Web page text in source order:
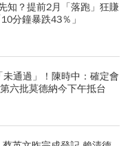
知？提前2月「落跑」狂賺
分鐘暴跌43％」
通過」！陳時中：確定會
六批莫德納今下午抵台